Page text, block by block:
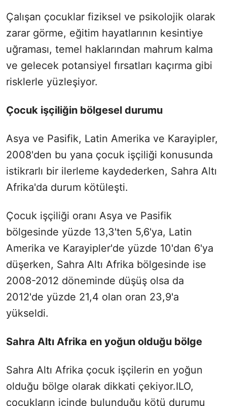
Çalışan çocuklar fiziksel ve psikolojik olarak
zarar görme, eğitim hayatlarının kesintiye
uğraması, temel haklarından mahrum kalma
ve gelecek potansiyel fırsatları kaçırma gibi
risklerle yüzleşiyor.
Çocuk işçiliğin bölgesel durumu
Asya ve Pasifik, Latin Amerika ve Karayipler,
2008'den bu yana çocuk işçiliği konusunda
istikrarlı bir ilerleme kaydederken, Sahra Altı
Afrika'da durum kötüleşti.
Çocuk işçiliği oranı Asya ve Pasifik
bölgesinde yüzde 13,3'ten 5,6'ya, Latin
Amerika ve Karayipler'de yüzde 10'dan 6'ya
düşerken, Sahra Altı Afrika bölgesinde ise
2008-2012 döneminde düşüş olsa da
2012'de yüzde 21,4 olan oran 23,9'a
yükseldi.
Sahra Altı Afrika en yoğun olduğu bölge
Sahra Altı Afrika çocuk işçilerin en yoğun
olduğu bölge olarak dikkati çekiyor.ILO,
çocukların içinde bulunduğu kötü durumu